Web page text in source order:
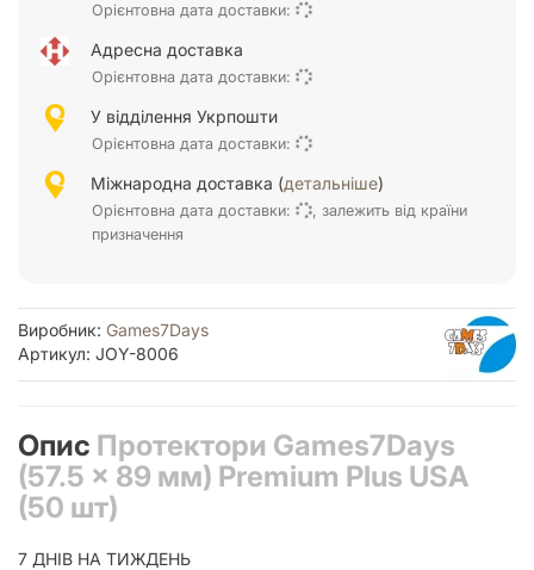
Орієнтовна дата доставки:
Адресна доставка
Орієнтовна дата доставки:
У відділення Укрпошти
Орієнтовна дата доставки:
Міжнародна доставка (детальніше)
Орієнтовна дата доставки:
, залежить від країни
призначення
Виробник: Games7Days
Артикул: JOY-8006
Опис Протектори Games7Days
(57.5 x 89 мм) Premium Plus USA
(50 шт)
7 ДНІВ НА ТИЖДЕНЬ